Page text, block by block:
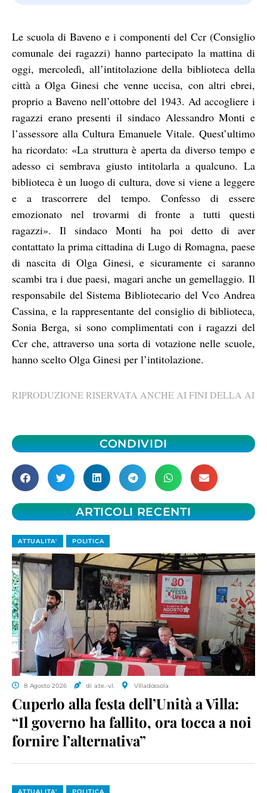
Le scuola di Baveno e i componenti del Ccr (Consiglio
comunale dei ragazzi) hanno partecipato la mattina di
oggi, mercoledì, all’intitolazione della biblioteca della
città a Olga Ginesi che venne uccisa, con altri ebrei,
proprio a Baveno nell’ottobre del 1943. Ad accogliere i
ragazzi erano presenti il sindaco Alessandro Monti e
l’assessore alla Cultura Emanuele Vitale. Quest’ultimo
ha ricordato: «La struttura è aperta da diverso tempo e
adesso ci sembrava giusto intitolarla a qualcuno. La
biblioteca è un luogo di cultura, dove si viene a leggere
e a trascorrere del tempo. Confesso di essere
emozionato nel trovarmi di fronte a tutti questi
ragazzi». Il sindaco Monti ha poi detto di aver
contattato la prima cittadina di Lugo di Romagna, paese
di nascita di Olga Ginesi, e sicuramente ci saranno
scambi tra i due paesi, magari anche un gemellaggio. Il
responsabile del Sistema Bibliotecario del Vco Andrea
Cassina, e la rappresentante del consiglio di biblioteca,
Sonia Berga, si sono complimentati con i ragazzi del
Ccr che, attraverso una sorta di votazione nelle scuole,
hanno scelto Olga Ginesi per l’intitolazione.
RIPRODUZIONE RISERVATA ANCHE AI FINI DELLA AI
CONDIVIDI
ARTICOLI RECENTI
ATTUALITA' POLITICA
8 Agosto 2026 di a.te.-v.l. Villadossola
Cuperlo alla festa dell’Unità a Villa:
“Il governo ha fallito, ora tocca a noi
fornire l’alternativa”
ATTUALITA' POLITICA